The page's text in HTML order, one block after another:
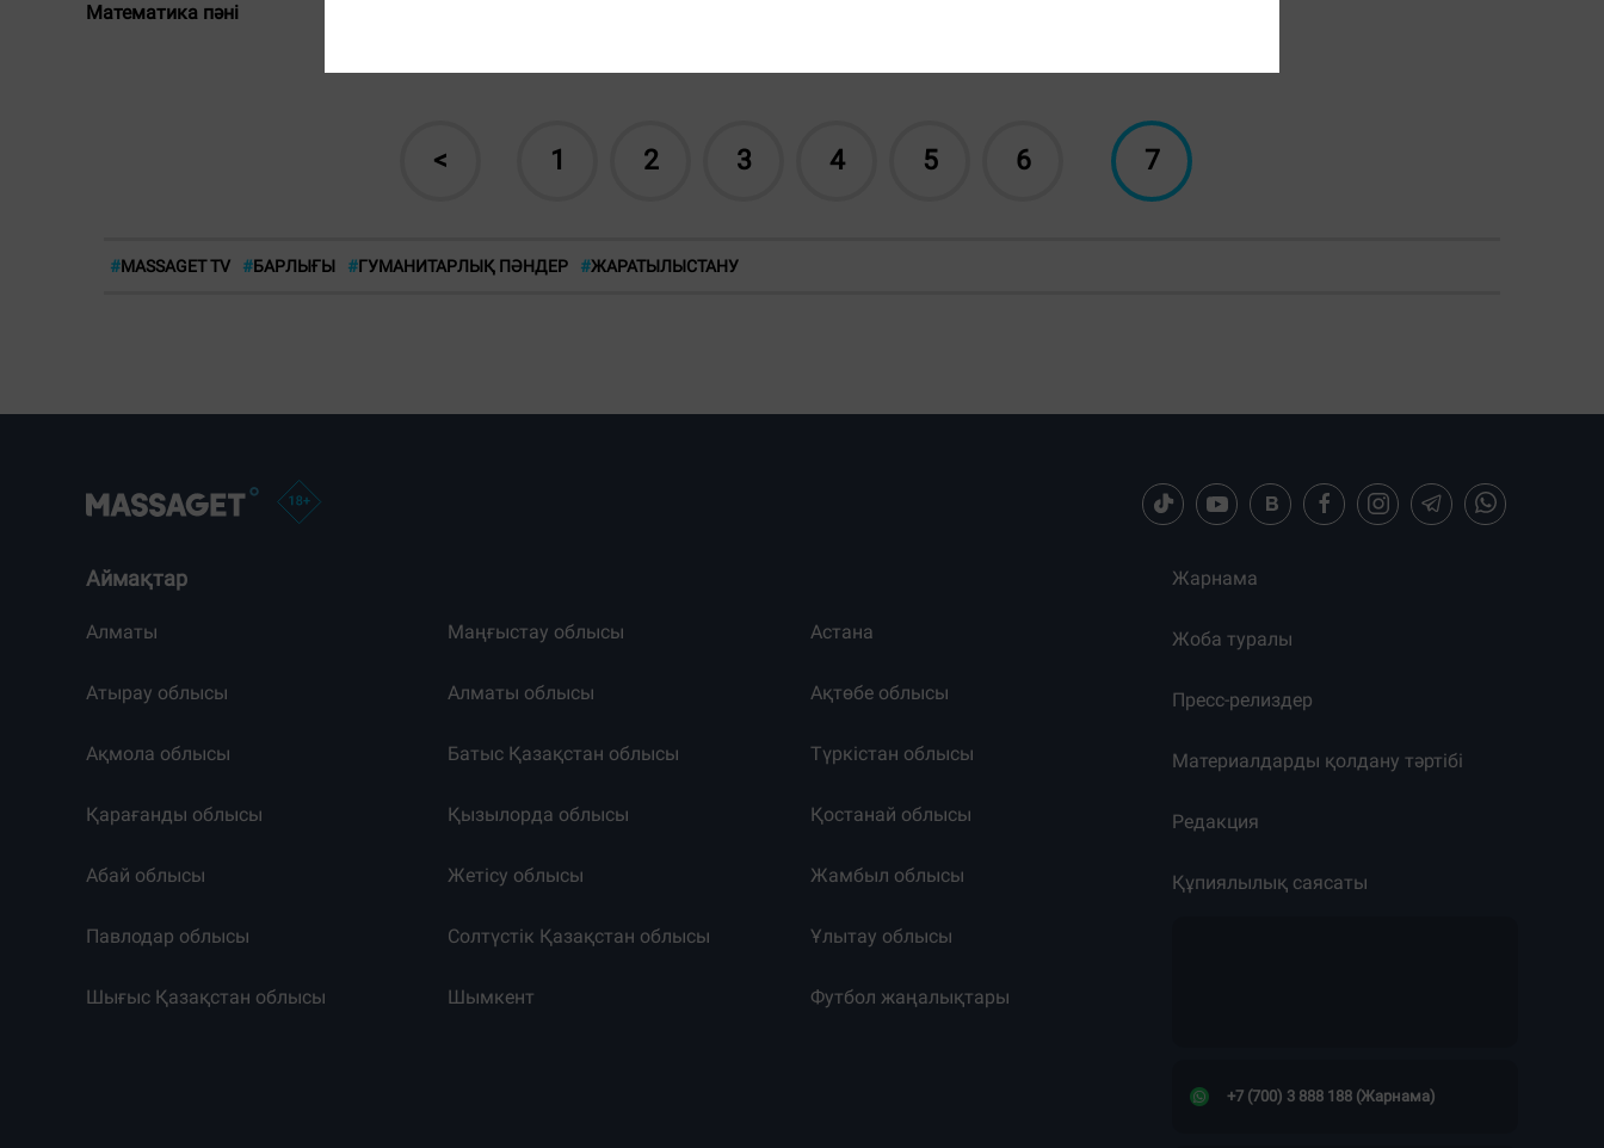
Математика пәні
< 1 2 3 4 5 6 7
#MASSAGET TV #БАРЛЫҒЫ #ГУМАНИТАРЛЫҚ ПӘНДЕР #ЖАРАТЫЛЫСТАНУ
Аймақтар
Алматы Маңғыстау облысы Астана
Атырау облысы Алматы облысы Ақтөбе облысы
Ақмола облысы Батыс Қазақстан облысы Түркістан облысы
Қарағанды облысы Қызылорда облысы Қостанай облысы
Абай облысы Жетісу облысы Жамбыл облысы
Павлодар облысы Солтүстік Қазақстан облысы Ұлытау облысы
Шығыс Қазақстан облысы Шымкент Футбол жаңалықтары
Жарнама
Жоба туралы
Пресс-релиздер
Материалдарды қолдану тәртібі
Редакция
Құпиялылық саясаты
+7 (700) 3 888 188 (Жарнама)